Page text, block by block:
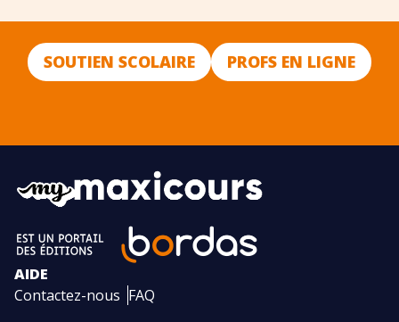
SOUTIEN SCOLAIRE PROFS EN LIGNE
AIDE
Contactez-nous FAQ